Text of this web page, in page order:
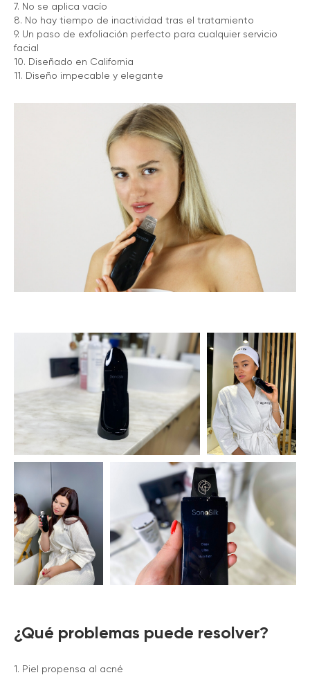
7. No se aplica vacío
8. No hay tiempo de inactividad tras el tratamiento
9. Un paso de exfoliación perfecto para cualquier servicio
facial
10. Diseñado en California
11. Diseño impecable y elegante
¿Qué problemas puede resolver?
1. Piel propensa al acné